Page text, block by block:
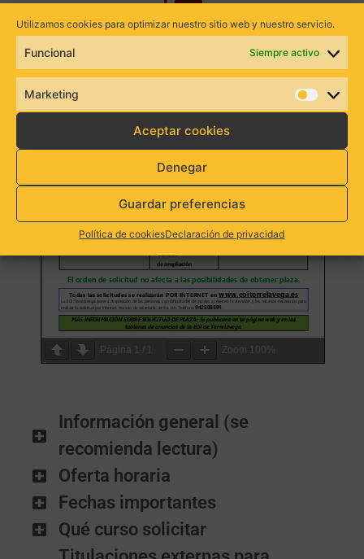
Utilizamos cookies para optimizar nuestro sitio web y nuestro servicio.
Funcional Siempre activo
Marketing
Aceptar cookies
Denegar
Guardar preferencias
Política de cookiesDeclaración de privacidad
Admitidos REACTIVACIÓN y
AMPLIACIÓN
Página 1 1 Zoom 100%
Información general (se
recomienda lectura)
Oferta horaria
Fechas importantes
Qué curso solicitar